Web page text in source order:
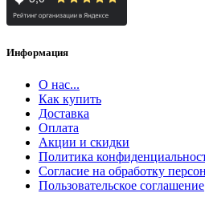
Информация
О нас...
Как купить
Доставка
Оплата
Акции и скидки
Политика
Согласие на обработку
Пользовательское соглашение